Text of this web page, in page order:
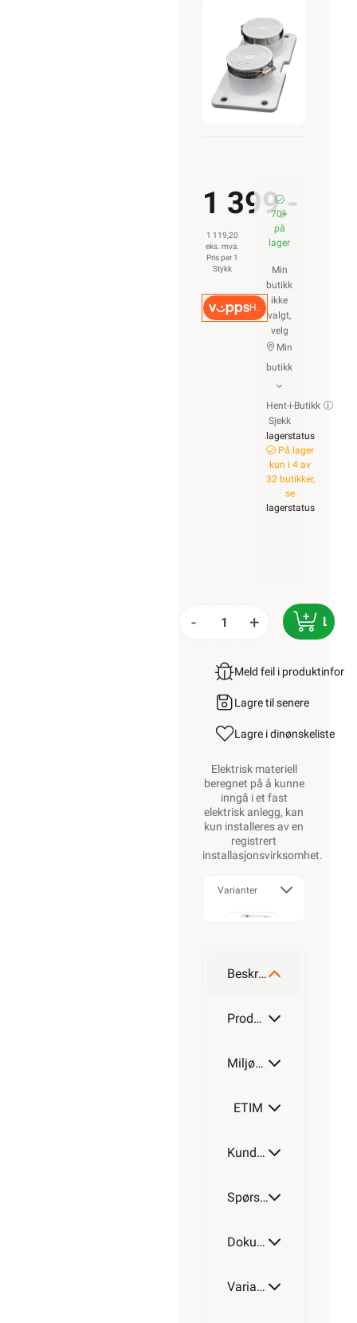
1 399,-
1 119,20
eks. mva.
Pris per 1
Stykk
Hurtigkasse
70+
på
lager
Min
butikk
ikke
valgt,
velg
Min
butikk
Hent-i-Butikk
Sjekk
lagerstatus
På lager
kun i 4 av
32 butikker,
se
lagerstatus
- +
Meld feil i
Lagre til senere
Lagre i dinønskeliste
Elektrisk materiell
beregnet på å kunne
inngå i et fast
elektrisk anlegg, kan
kun installeres av en
registrert
installasjonsvirksomhet.
Varianter
Beskrivelse
Produktdetaljer
Miljøparametere
ETIM
Kundeomtale
Spørsmål og svar
Dokumentasjon
Varianter av artikkel